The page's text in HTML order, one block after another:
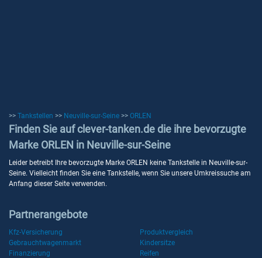
>> Tankstellen >> Neuville-sur-Seine >> ORLEN
Finden Sie auf clever-tanken.de die ihre bevorzugte
Marke ORLEN in Neuville-sur-Seine
Leider betreibt Ihre bevorzugte Marke ORLEN keine Tankstelle in Neuville-sur-
Seine. Vielleicht finden Sie eine Tankstelle, wenn Sie unsere Umkreissuche am
Anfang dieser Seite verwenden.
Partnerangebote
Kfz-Versicherung
Produktvergleich
Gebrauchtwagenmarkt
Kindersitze
Finanzierung
Reifen